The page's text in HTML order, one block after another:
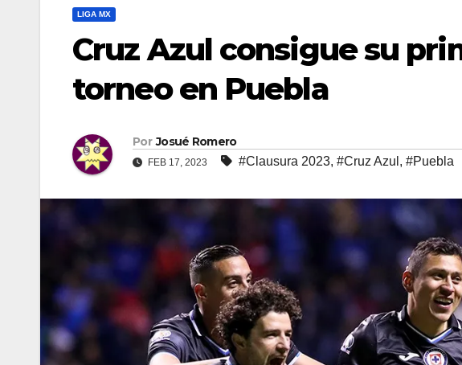
LIGA MX
Cruz Azul consigue su
torneo en Puebla
Por Josué Romero
FEB 17, 2023 #Clausura 2023, #Cruz Azul , #Puebla